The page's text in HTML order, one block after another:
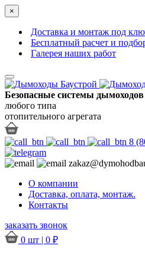
×
Доставка и монтаж под
Бесплатный расчет и
Галерея наших работ
Безопасные системы дымоходов
любого типа
отопительного агрегата
8
О компании
Доставка, оплата, монтаж.
Контакты
заказать звонок
0 шт | 0 ₽